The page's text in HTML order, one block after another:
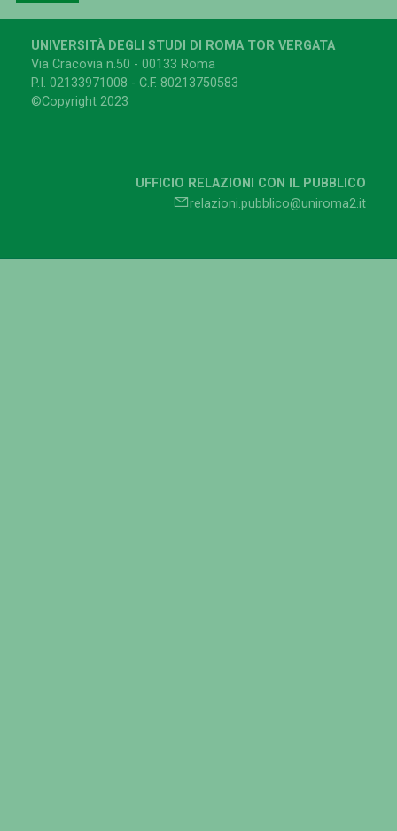
UNIVERSITÀ DEGLI STUDI DI ROMA TOR VERGATA
Via Cracovia n.50 - 00133 Roma
P.I. 02133971008 - C.F. 80213750583
©Copyright 2023
UFFICIO RELAZIONI CON IL PUBBLICO
relazioni.pubblico@uniroma2.it